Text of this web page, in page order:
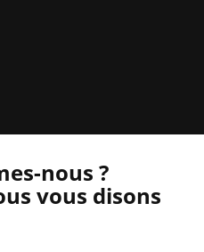
nous ?
vous disons